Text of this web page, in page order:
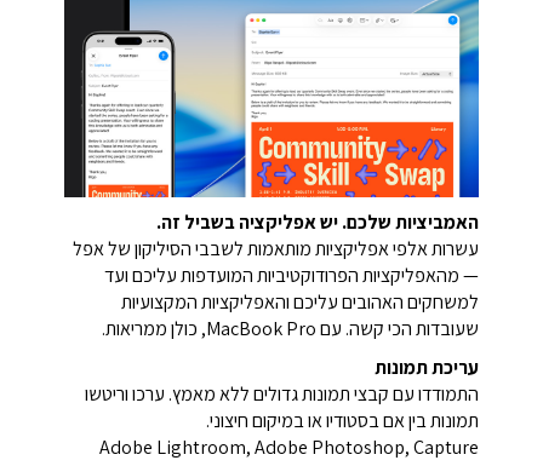
האמביציות שלכם. יש אפליקציה בשביל זה.
עשרות אלפי אפליקציות מותאמות לשבבי הסיליקון של אפל
— מהאפליקציות הפרודוקטיביות המועדפות עליכם ועד
למשחקים האהובים עליכם והאפליקציות המקצועיות
שעובדות הכי קשה. עם MacBook Pro, כולן ממריאות.
עריכת תמונות
התמודדו עם קבצי תמונות גדולים ללא מאמץ. ערכו וריטשו
תמונות בין אם בסטודיו או במיקום חיצוני.
Adobe Lightroom, Adobe Photoshop, Capture